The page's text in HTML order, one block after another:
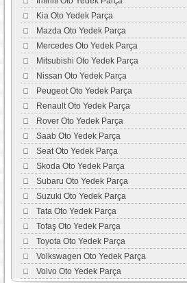
Kia Oto Yedek Parça
Mazda Oto Yedek Parça
Mercedes Oto Yedek Parça
Mitsubishi Oto Yedek Parça
Nissan Oto Yedek Parça
Peugeot Oto Yedek Parça
Renault Oto Yedek Parça
Rover Oto Yedek Parça
Saab Oto Yedek Parça
Seat Oto Yedek Parça
Skoda Oto Yedek Parça
Subaru Oto Yedek Parça
Suzuki Oto Yedek Parça
Tata Oto Yedek Parça
Tofaş Oto Yedek Parça
Toyota Oto Yedek Parça
Volkswagen Oto Yedek Parça
Volvo Oto Yedek Parça